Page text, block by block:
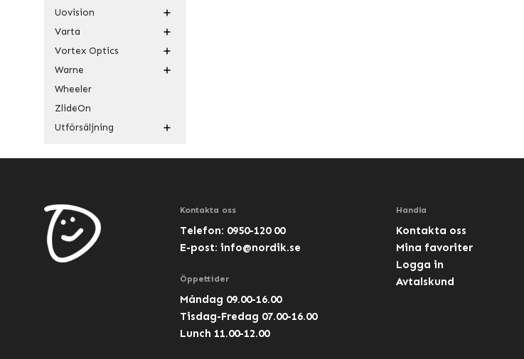
Uovision
Varta
Vortex Optics
Warne
Wheeler
ZlideOn
Utförsäljning
Kontakta oss
Telefon: 0950-120 00
E-post: info@nordik.se
Öppettider
Måndag 09.00-16.00
Tisdag-Fredag 07.00-16.00
Lunch 11.00-12.00
Handla
Kontakta oss
Mina favoriter
Logga in
Avtalskund